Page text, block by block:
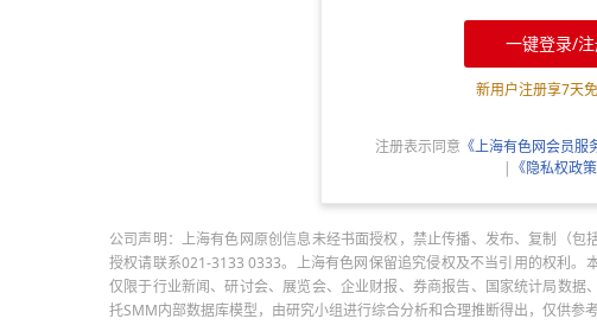
一键登录/
新用户注册享7天
注册表示同意 《上海有色网会员服
| 《隐私权政策
公司声明：上海有色网原创信息未经书面授权，禁止传播、发布、复制（包
授权请联系021-3133 0333。上海有色网保留追究侵权及不当引用的权利
仅限于行业新闻、研讨会、展览会、企业财报、券商报告、国家统计局数
托SMM内部数据库模型，由研究小组进行综合分析和合理推断得出，仅供参